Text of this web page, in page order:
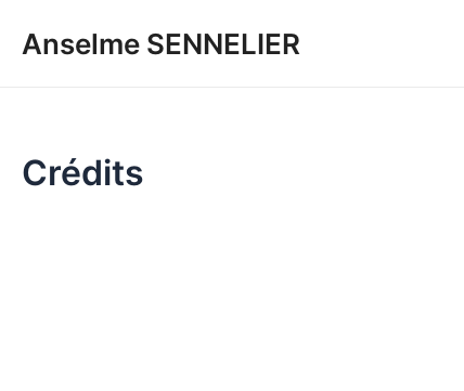
Anselme SENNELIER
Crédits